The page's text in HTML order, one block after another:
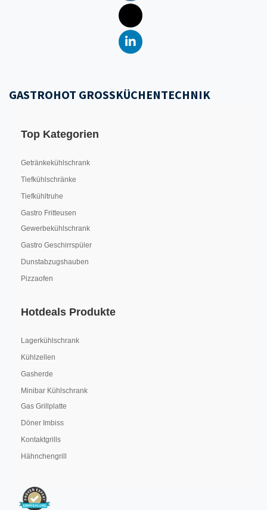
GASTROHOT GROSSKÜCHENTECHNIK
Top Kategorien
Getränkekühlschrank
Tiefkühlschränke
Tiefkühltruhe
Gastro Fritteusen
Gewerbekühlschrank
Gastro Geschirrspüler
Dunstabzugshauben
Pizzaofen
Hotdeals Produkte
Lagerkühlschrank
Kühlzellen
Gasherde
Minibar Kühlschrank
Gas Grillplatte
Döner Imbiss
Kontaktgrills
Hähnchengrill